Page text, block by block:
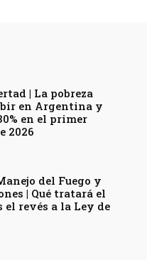
| La pobreza
en Argentina y
en el primer
2026
del Fuego y
| Qué tratará el
el revés a la Ley de